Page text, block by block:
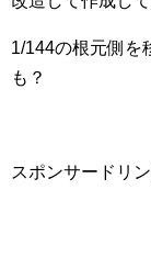
1/144の根元側を
も？
スポンサードリ